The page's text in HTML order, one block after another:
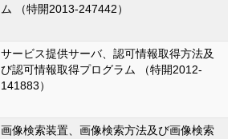
ム （特開2013-247442）
サービス提供サーバ、認可情報取得方法及
び認可情報取得プログラム （特開2012-
141883）
画像検索装置、画像検索方法及び画像検索